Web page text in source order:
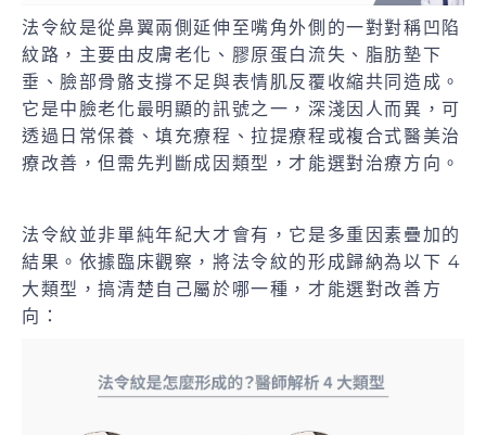
法令紋是從鼻翼兩側延伸至嘴角外側的一對對稱凹陷
紋路，主要由皮膚老化、膠原蛋白流失、脂肪墊下
垂、臉部骨骼支撐不足與表情肌反覆收縮共同造成。
它是中臉老化最明顯的訊號之一，深淺因人而異，可
透過日常保養、填充療程、拉提療程或複合式醫美治
療改善，但需先判斷成因類型，才能選對治療方向。
法令紋並非單純年紀大才會有，它是多重因素疊加的
結果。依據臨床觀察，將法令紋的形成歸納為以下 4
大類型，搞清楚自己屬於哪一種，才能選對改善方
向：